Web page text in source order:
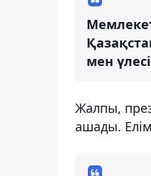
мен
Жалпы,
ашады.